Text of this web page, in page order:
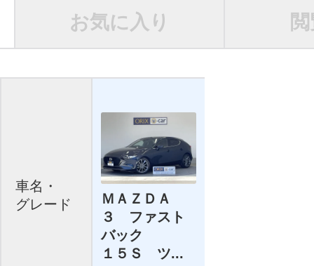
お気に入り
車名・
グレード
ＭＡＺＤＡ
３ ファスト
バック
１５Ｓ ツ...